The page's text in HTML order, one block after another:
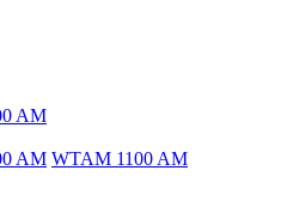
AM
AM WTAM 1100 AM